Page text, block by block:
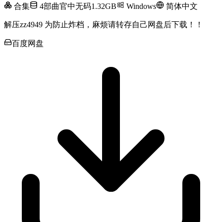
合集 4部曲官中无码1.32GB Windows 简体中文
解压zz4949 为防止炸档，麻烦请转存自己网盘后下载！！
百度网盘